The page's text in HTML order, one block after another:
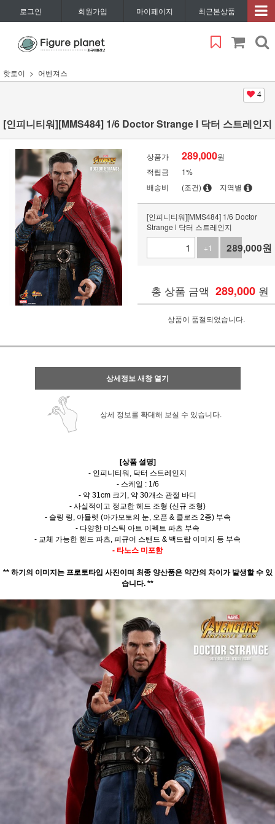
로그인 회원가입 마이페이지 최근본상품
핫토이 어벤져스
4
[인피니티워][MMS484] 1/6 Doctor Strange l 닥터 스트레인지
상품가 289,000원
적립금
1%
배송비
(조건) 지역별
[인피니티워][MMS484] 1/6 Doctor
Strange l 닥터 스트레인지
+1
-1
289,000원
총 상품 금액 289,000 원
상품이 품절되었습니다.
상세정보 새창 열기
상세 정보를 확대해 보실 수 있습니다.
[상품 설명]
- 인피니티워, 닥터 스트레인지
- 스케일 : 1/6
- 약 31cm 크기, 약 30개소 관절 바디
- 사실적이고 정교한 헤드 조형 (신규 조형)
- 슬링 링, 아뮬렛 (아가모토의 눈, 오픈 & 클로즈 2종) 부속
- 다양한 미스틱 아트 이펙트 파츠 부속
- 교체 가능한 핸드 파츠, 피규어 스탠드 & 백드랍 이미지 등 부속
- 타노스 미포함
** 하기의 이미지는 프로토타입 사진이며 최종 양산품은 약간의 차이가 발생할 수 있
습니다. **